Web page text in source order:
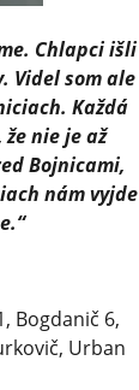
Chlapci išli
Videl som ale
Každá
nie je až
Bojnicami,
nám vyjde
Bogdanič 6,
Urban